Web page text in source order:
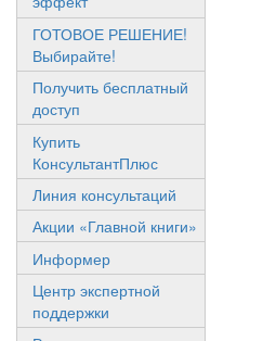
ГОТОВОЕ РЕШЕНИЕ!
Выбирайте!
Получить бесплатный
доступ
Купить
КонсультантПлюс
Линия консультаций
Акции «Главной книги»
Информер
Центр экспертной
поддержки